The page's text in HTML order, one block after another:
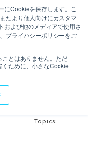
にCookieを保存します。こ
たより個人向けにカスタマ
および他のメディアで使用さ
プライバシーポリシーをご
とはありません。ただ
くために、小さなCookie
お問い合わせ
Topics: